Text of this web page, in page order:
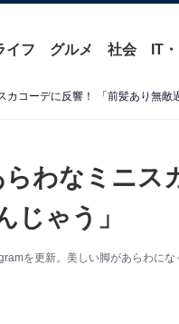
イフ グルメ 社会 IT
カコーデに反響！ 「前髪あり無敵
らわなミニス
じゃう」
を更新。美しい脚があらわにな